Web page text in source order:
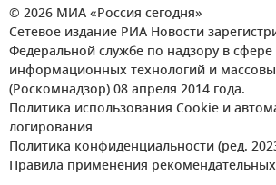
© 2026 МИА «Россия сегодня»
Сетевое издание РИА Новости
Федеральной службе по надзору в сфере
информационных технологий и
(Роскомнадзор) 08 апреля 2014 года.
Политика использования Cookie и
логирования
Политика конфиденциальности (ред.
Правила применения